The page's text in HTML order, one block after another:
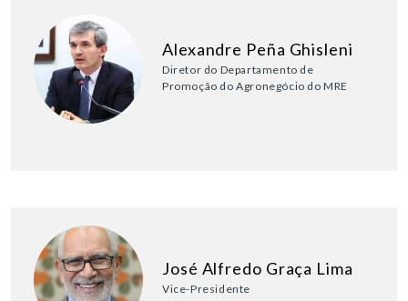
Alexandre Peña Ghisleni
Diretor do Departamento de
Promoção do Agronegócio do MRE
José Alfredo Graça Lima
Vice-Presidente